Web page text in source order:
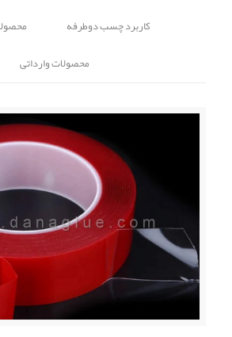
کاربرد چسب دوطرفه
محصولات وارداتی